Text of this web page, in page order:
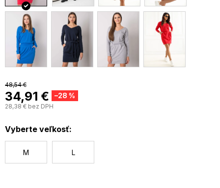
48,54 €
–28 %
34,91 €
28,38 € bez DPH
Vyberte veľkosť:
M L